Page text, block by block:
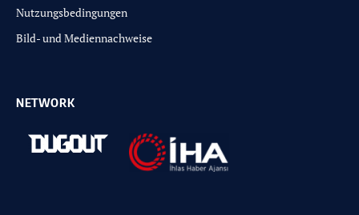
Nutzungsbedingungen
Bild- und Mediennachweise
NETWORK